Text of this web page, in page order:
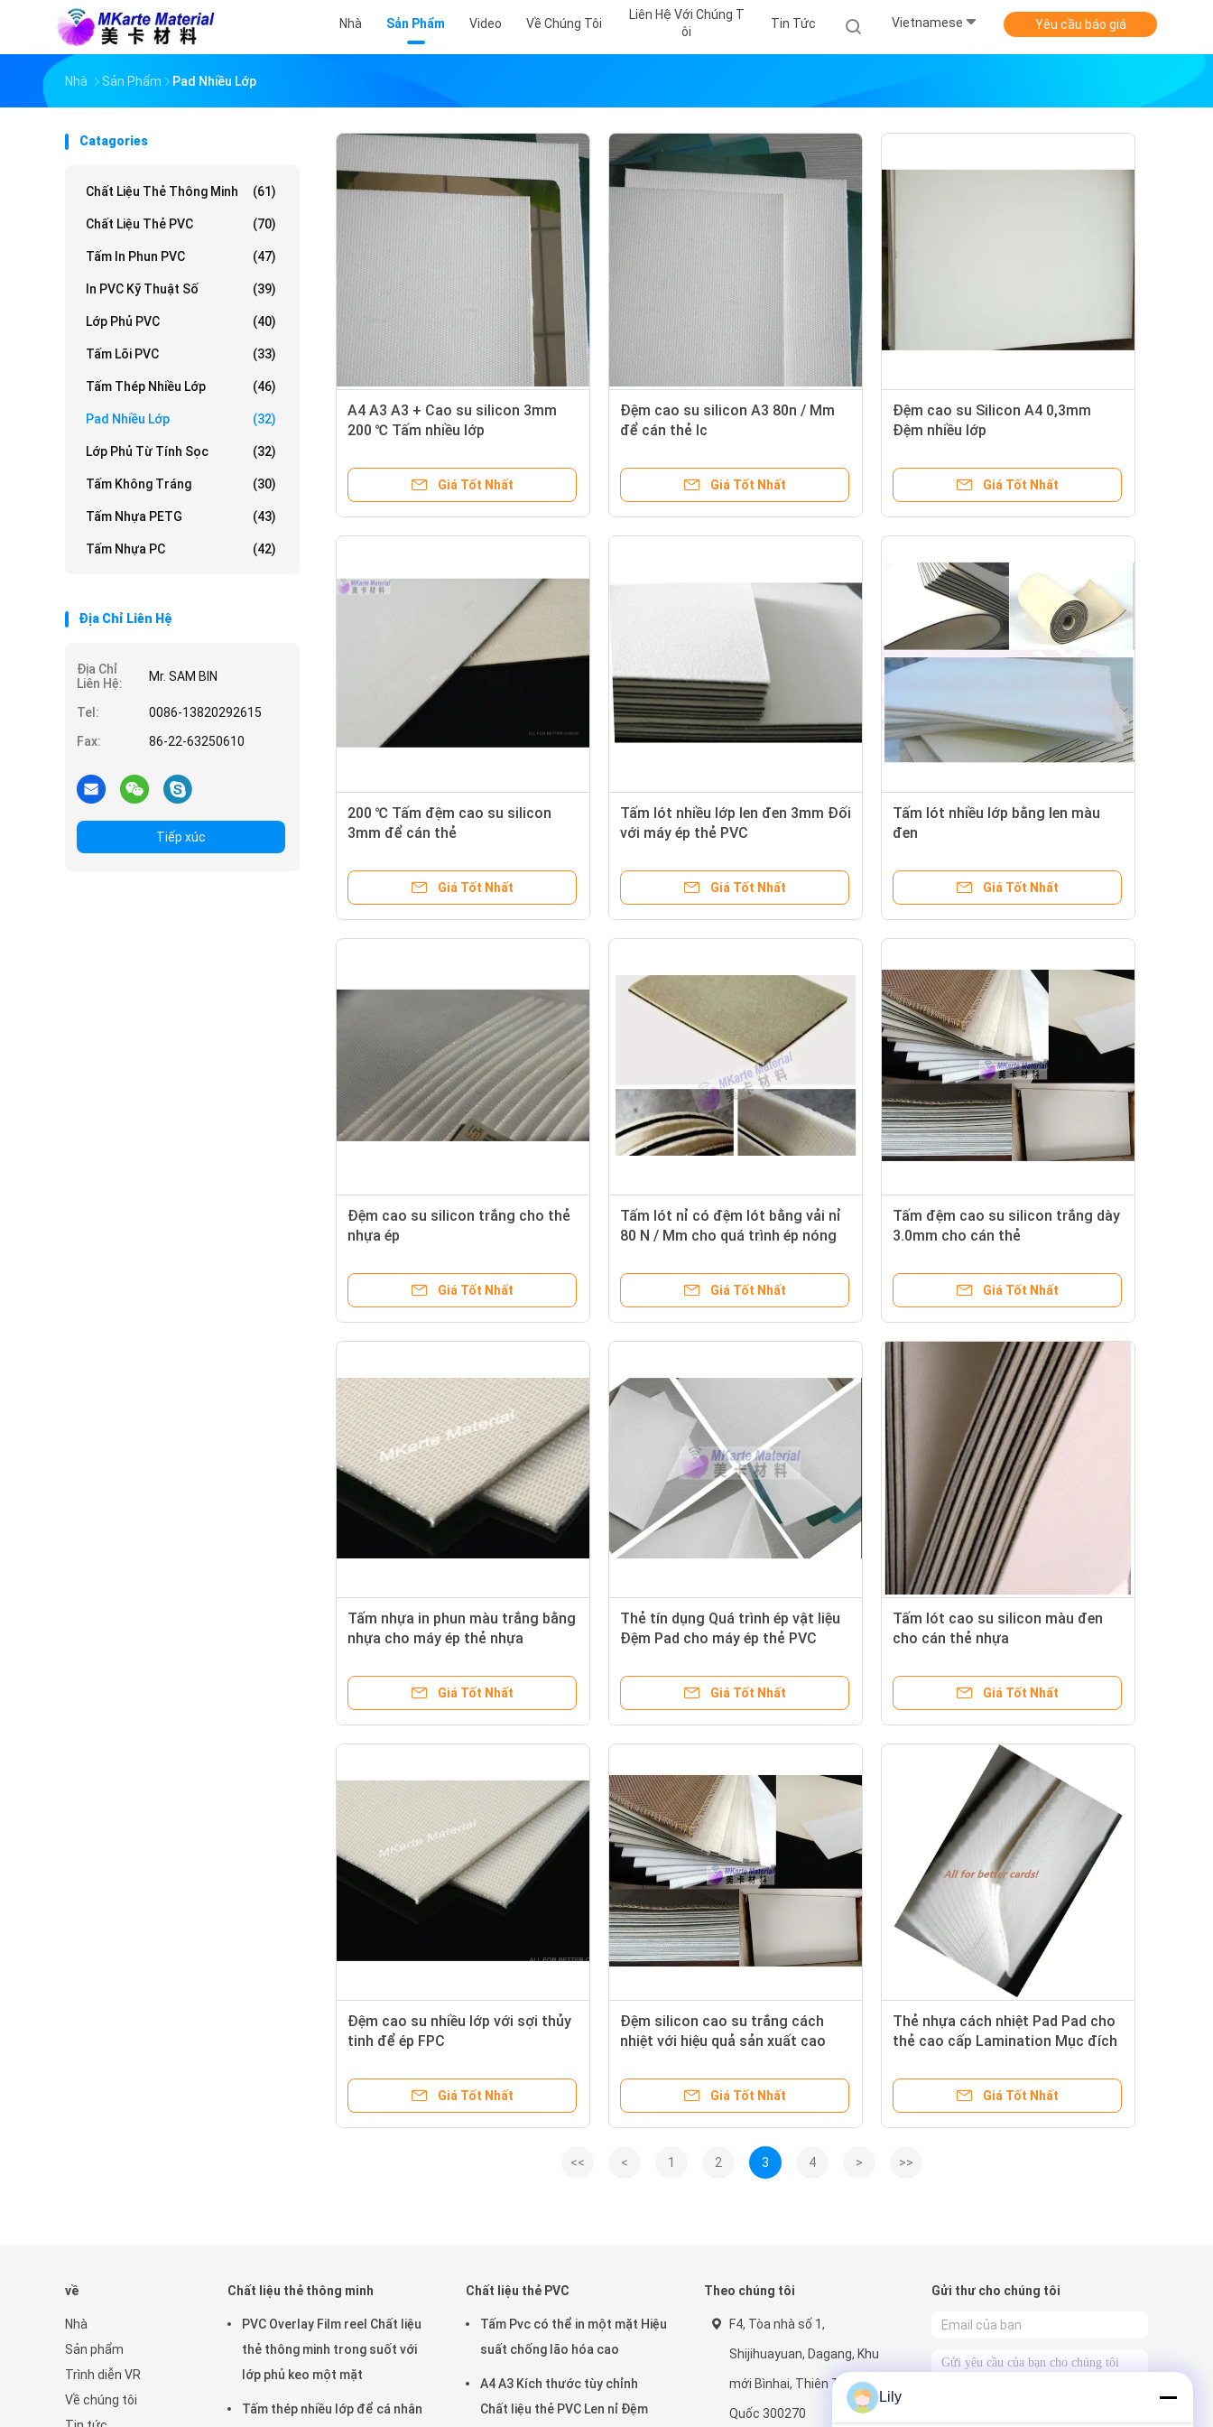
Nhà Sản Phẩm Video Về Chúng Tôi
Liên Hệ Với Chúng T
Ôi
Tin Tức Vietnamese Yêu cầu báo giá
Nhà Sản Phẩm Pad Nhiều Lớp
Catagories
Chất Liệu Thẻ Thông Minh (61)
Chất Liệu Thẻ PVC (70)
Tấm In Phun PVC (47)
In PVC Kỹ Thuật Số (39)
Lớp Phủ PVC (40)
Tấm Lõi PVC (33)
Tấm Thép Nhiều Lớp (46)
Pad Nhiều Lớp (32)
Lớp Phủ Từ Tính Sọc (32)
Tấm Không Tráng (30)
Tấm Nhựa PETG (43)
Tấm Nhựa PC (42)
Địa Chỉ Liên Hệ
Địa Chỉ
Liên Hệ:
Mr. SAM BIN
Tel:
0086-13820292615
Fax:
86-22-63250610
Tiếp xúc
A4 A3 A3 + Cao su silicon 3mm
200 ℃ Tấm nhiều lớp
Giá Tốt Nhất
Đệm cao su silicon A3 80n / Mm
để cán thẻ Ic
Giá Tốt Nhất
Đệm cao su Silicon A4 0,3mm
Đệm nhiều lớp
Giá Tốt Nhất
200 ℃ Tấm đệm cao su silicon
3mm để cán thẻ
Giá Tốt Nhất
Tấm lót nhiều lớp len đen 3mm Đối
với máy ép thẻ PVC
Giá Tốt Nhất
Tấm lót nhiều lớp bằng len màu
đen
Giá Tốt Nhất
Đệm cao su silicon trắng cho thẻ
nhựa ép
Giá Tốt Nhất
Tấm lót nỉ có đệm lót bằng vải nỉ
80 N / Mm cho quá trình ép nóng
Giá Tốt Nhất
Tấm đệm cao su silicon trắng dày
3.0mm cho cán thẻ
Giá Tốt Nhất
Tấm nhựa in phun màu trắng bằng
nhựa cho máy ép thẻ nhựa
Giá Tốt Nhất
Thẻ tín dụng Quá trình ép vật liệu
Đệm Pad cho máy ép thẻ PVC
Giá Tốt Nhất
Tấm lót cao su silicon màu đen
cho cán thẻ nhựa
Giá Tốt Nhất
Đệm cao su nhiều lớp với sợi thủy
tinh để ép FPC
Giá Tốt Nhất
Đệm silicon cao su trắng cách
nhiệt với hiệu quả sản xuất cao
Giá Tốt Nhất
Thẻ nhựa cách nhiệt Pad Pad cho
thẻ cao cấp Lamination Mục đích
Giá Tốt Nhất
<< < 1 2 3 4 > >>
về
Nhà
Sản phẩm
Trình diễn VR
Về chúng tôi
Chất liệu thẻ thông minh
PVC Overlay Film reel Chất liệu
thẻ thông minh trong suốt với
lớp phủ keo một mặt
Tấm thép nhiều lớp để cá nhân
Chất liệu thẻ PVC
Tấm Pvc có thể in một mặt Hiệu
suất chống lão hóa cao
A4 A3 Kích thước tùy chỉnh
Chất liệu thẻ PVC Len nỉ Đệm
Theo chúng tôi
F4, Tòa nhà số 1,
Shijihuayuan, Dagang, Khu
mới Bìnhai, Thiên Tân, Trung
Quốc 300270
Gửi thư cho chúng tôi
Lily